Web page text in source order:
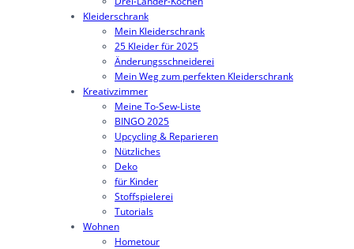
Kleiderschrank
Mein Kleiderschrank
25 Kleider für 2025
Änderungsschneiderei
Mein Weg zum perfekten Kleiderschrank
Kreativzimmer
Meine To-Sew-Liste
BINGO 2025
Upcycling & Reparieren
Nützliches
Deko
für Kinder
Stoffspielerei
Tutorials
Wohnen
Hometour